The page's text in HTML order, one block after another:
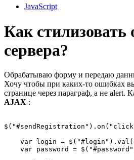
JavaScript
Как стилизовать
сервера?
Обрабатываю форму и передаю
Хочу чтобы при каких-то ошибках
странице через параграф, а не alert.
AJAX :
var login =
var password =